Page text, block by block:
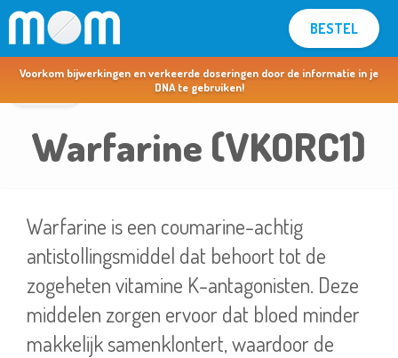
BESTEL
MOM voor apothekers & artsen >
Voorkom bijwerkingen en verkeerde doseringen door de informatie in je
DNA te gebruiken!
Warfarine (VKORC1)
Warfarine is een coumarine-achtig
antistollingsmiddel dat behoort tot de
zogeheten vitamine K-antagonisten. Deze
middelen zorgen ervoor dat bloed minder
makkelijk samenklontert, waardoor de